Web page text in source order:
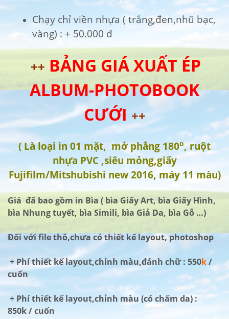
Chạy chỉ viền nhựa ( trắng,đen,nhũ bạc,
vàng) : + 50.000 đ
++ BẢNG GIÁ XUẤT ÉP
ALBUM-PHOTOBOOK
CƯỚI ++
( Là loại in 01 mặt, mở phẳng 180o, ruột
nhựa PVC ,siêu mỏng,giấy
Fujifilm/Mitshubishi new 2016, máy 11 màu)
Giá đã bao gồm in Bìa ( bìa Giấy Art, bìa Giấy Hình,
bìa Nhung tuyết, bìa Simili, bìa Giả Da, bìa Gỗ …)
Đối với file thô,chưa có thiết kế layout, photoshop
+ Phí thiết kế layout,chỉnh màu,đánh chữ : 550k/
cuốn
+ Phí thiết kế layout,chỉnh màu (có chấm da) :
850k / cuốn